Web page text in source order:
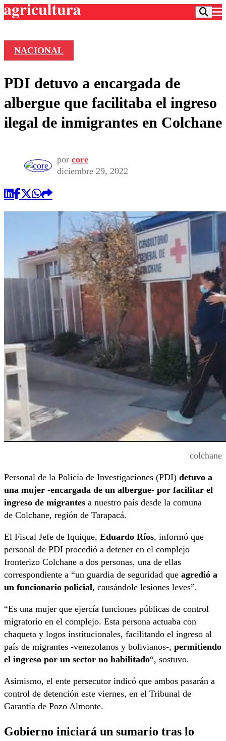
Frecuencias
Agricultura TV
Deportes
Colo Colo
Seleccion Chilena
Universidad de Chile
Entretención
Economía
Sustentabilidad
Publicaciones en medios
Opinión
NACIONAL
PDI detuvo a encargada de
albergue que facilitaba el ingreso
ilegal de inmigrantes en Colchane
por core
diciembre 29, 2022
colchane
Personal de la Policía de Investigaciones (PDI) detuvo a
una mujer -encargada de un albergue- por facilitar el
ingreso de migrantes a nuestro país desde la comuna
de Colchane, región de Tarapacá.
El Fiscal Jefe de Iquique, Eduardo Ríos, informó que
personal de PDI procedió a detener en el complejo
fronterizo Colchane a dos personas, una de ellas
correspondiente a “un guardia de seguridad que agredió a
un funcionario policial, causándole lesiones leves”.
“Es una mujer que ejercía funciones públicas de control
migratorio en el complejo. Esta persona actuaba con
chaqueta y logos institucionales, facilitando el ingreso al
país de migrantes -venezolanos y bolivianos-, permitiendo
el ingreso por un sector no habilitado“, sostuvo.
Asimismo, el ente persecutor indicó que ambos pasarán a
control de detención este viernes, en el Tribunal de
Garantía de Pozo Almonte.
Gobierno iniciará un sumario tras lo